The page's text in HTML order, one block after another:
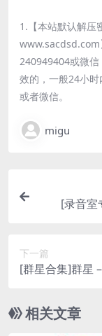
1.【本站默认解
www.sacdsd.com
240949404或微
效的，一般24小
或者微信。
migu
[录音室
下一篇
[群星合集]群星
相关文章